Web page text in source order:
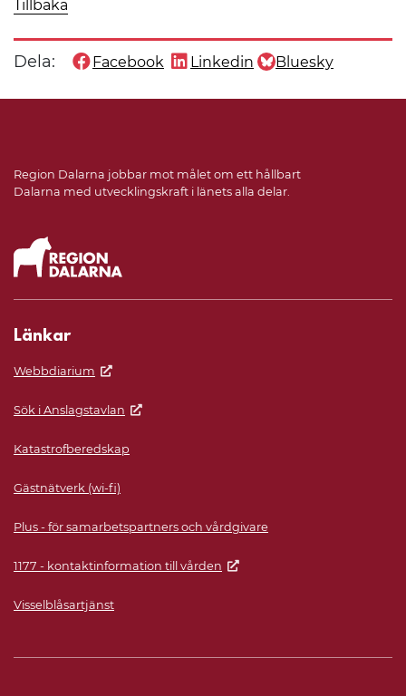
Tillbaka
Dela: Dela denna sida på
Facebook
Dela denna sida på
Linkedin
Dela denna sida på
Bluesky
Region Dalarna jobbar mot målet om ett hållbart
Dalarna med utvecklingskraft i länets alla delar.
Länkar
Webbdiarium
Sök i Anslagstavlan
Katastrofberedskap
Gästnätverk (wi-fi)
Plus - för samarbetspartners och vårdgivare
1177 - kontaktinformation till vården
Visselblåsartjänst